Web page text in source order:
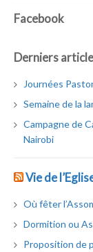
Facebook
Derniers
Journées
Semaine de la
Campagne de
Nairobi
Vie de
Où fêter
Dormition ou
Proposition de